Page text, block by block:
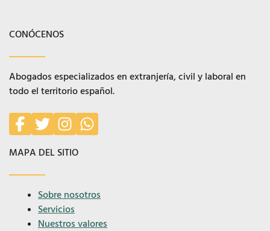
CONÓCENOS
Abogados especializados en extranjería, civil y laboral en
todo el territorio español.
MAPA DEL SITIO
Sobre nosotros
Servicios
Nuestros valores